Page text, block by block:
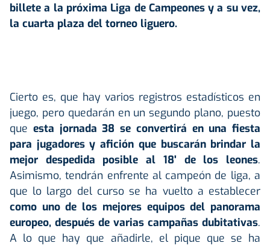
billete a la próxima Liga de Campeones y a su vez,
la cuarta plaza del torneo liguero.
Cierto es, que hay varios registros estadísticos en
juego, pero quedarán en un segundo plano, puesto
que esta jornada 38 se convertirá en una fiesta
para jugadores y afición que buscarán brindar la
mejor despedida posible al 18' de los leones.
Asimismo, tendrán enfrente al campeón de liga, a
que lo largo del curso se ha vuelto a establecer
como uno de los mejores equipos del panorama
europeo, después de varias campañas dubitativas.
A lo que hay que añadirle, el pique que se ha